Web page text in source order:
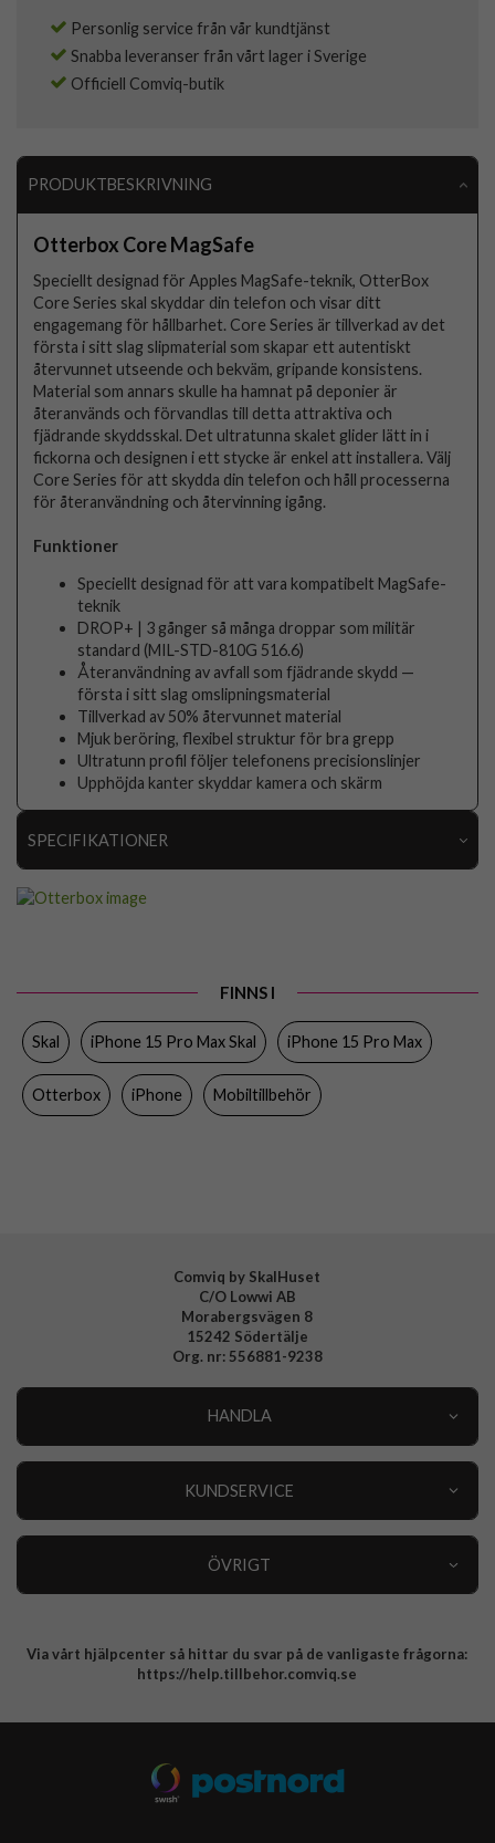
Personlig service från vår kundtjänst
Snabba leveranser från vårt lager i Sverige
Officiell Comviq-butik
PRODUKTBESKRIVNING
Otterbox Core MagSafe
Speciellt designad för Apples MagSafe-teknik, OtterBox
Core Series skal skyddar din telefon och visar ditt
engagemang för hållbarhet. Core Series är tillverkad av det
första i sitt slag slipmaterial som skapar ett autentiskt
återvunnet utseende och bekväm, gripande konsistens.
Material som annars skulle ha hamnat på deponier är
återanvänds och förvandlas till detta attraktiva och
fjädrande skyddsskal. Det ultratunna skalet glider lätt in i
fickorna och designen i ett stycke är enkel att installera. Välj
Core Series för att skydda din telefon och håll processerna
för återanvändning och återvinning igång.
Funktioner
Speciellt designad för att vara kompatibelt MagSafe-
teknik
DROP+ | 3 gånger så många droppar som militär
standard (MIL-STD-810G 516.6)
Återanvändning av avfall som fjädrande skydd —
första i sitt slag omslipningsmaterial
Tillverkad av 50% återvunnet material
Mjuk beröring, flexibel struktur för bra grepp
Ultratunn profil följer telefonens precisionslinjer
Upphöjda kanter skyddar kamera och skärm
SPECIFIKATIONER
Färg Svart
Material
Varumärke
FINNS I
Skal iPhone 15 Pro Max Skal iPhone 15 Pro Max
Otterbox iPhone Mobiltillbehör
Comviq by SkalHuset
C/O Lowwi AB
Morabergsvägen 8
15242 Södertälje
Org. nr: 556881-9238
HANDLA
KUNDSERVICE
ÖVRIGT
Integritetspolicy
Via vårt hjälpcenter så hittar du svar på de vanligaste frågorna:
https://help.tillbehor.comviq.se